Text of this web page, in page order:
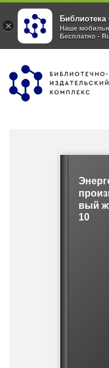
Перейти
основному
вый
10
×
Наше
Бесплатно -